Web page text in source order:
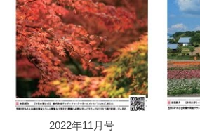
2022年11月号